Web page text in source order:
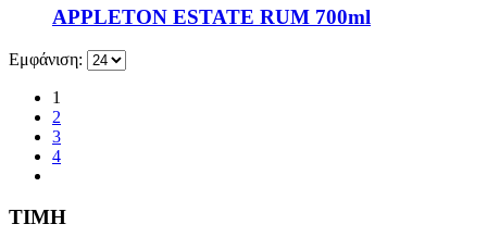
APPLETON ESTATE RUM 700ml
Εμφάνιση:
1
2
3
4
ΤΙΜΗ